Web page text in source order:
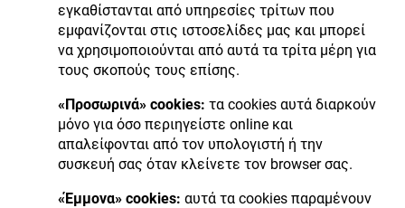
εγκαθίστανται από υπηρεσίες τρίτων που
εμφανίζονται στις ιστοσελίδες μας και μπορεί
να χρησιμοποιούνται από αυτά τα τρίτα μέρη για
τους σκοπούς τους επίσης.
«Προσωρινά» cookies: τα cookies αυτά διαρκούν
μόνο για όσο περιηγείστε online και
απαλείφονται από τον υπολογιστή ή την
συσκευή σας όταν κλείνετε τον browser σας.
«Έμμονα» cookies: αυτά τα cookies παραμένουν